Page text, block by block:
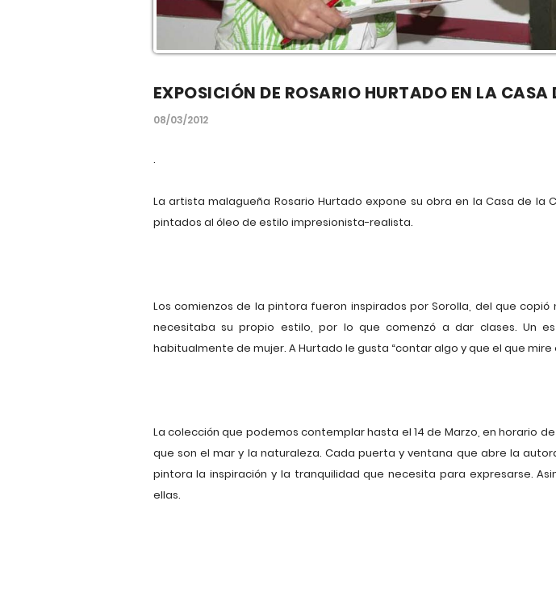
EXPOSICIÓN DE ROSARIO HURTADO EN LA CASA
08/03/2012
.
La artista malagueña Rosario Hurtado expone su obra en la Casa de la
pintados al óleo de estilo impresionista-realista.
Los comienzos de la pintora fueron inspirados por Sorolla, del que
necesitaba su propio estilo, por lo que comenzó a dar clases. Un
habitualmente de mujer. A Hurtado le gusta “contar algo y que el que
La colección que podemos contemplar hasta el 14 de Marzo, en horario
que son el mar y la naturaleza. Cada puerta y ventana que abre la
pintora la inspiración y la tranquilidad que necesita para expresarse.
ellas.